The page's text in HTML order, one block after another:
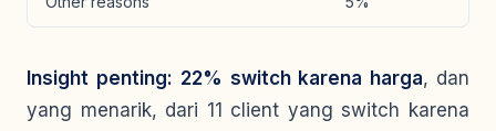
Insight penting: 22% switch karena harga, dan
yang menarik, dari 11 client yang switch karena